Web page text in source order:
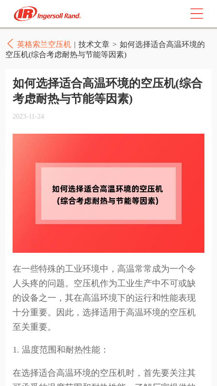
英格索兰空压机 | 技术文章 > 如何选择适合高温环境的
空压机(综合考虑耐热与节能等因素)
如何选择适合高温环境的空压机(综合
考虑耐热与节能等因素)
2023-11-24
在一些特殊的工业环境中，高温常常成为一个令
人头疼的问题。空压机作为工业生产中不可或缺
的设备之一，其在高温环境下的运行和性能表现
十分重要。因此，选择适用于高温环境的空压机
至关重要。
1. 温度范围和耐热性能：
在选择适合高温环境的空压机时，首先要关注其